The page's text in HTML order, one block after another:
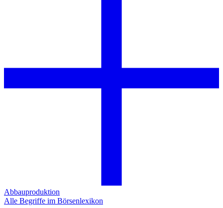
Abbauproduktion
Alle Begriffe im Börsenlexikon